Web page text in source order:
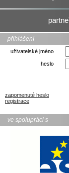
přihlášení
uživatelské jméno
heslo
zapomenuté heslo
registrace
ve spolupráci s